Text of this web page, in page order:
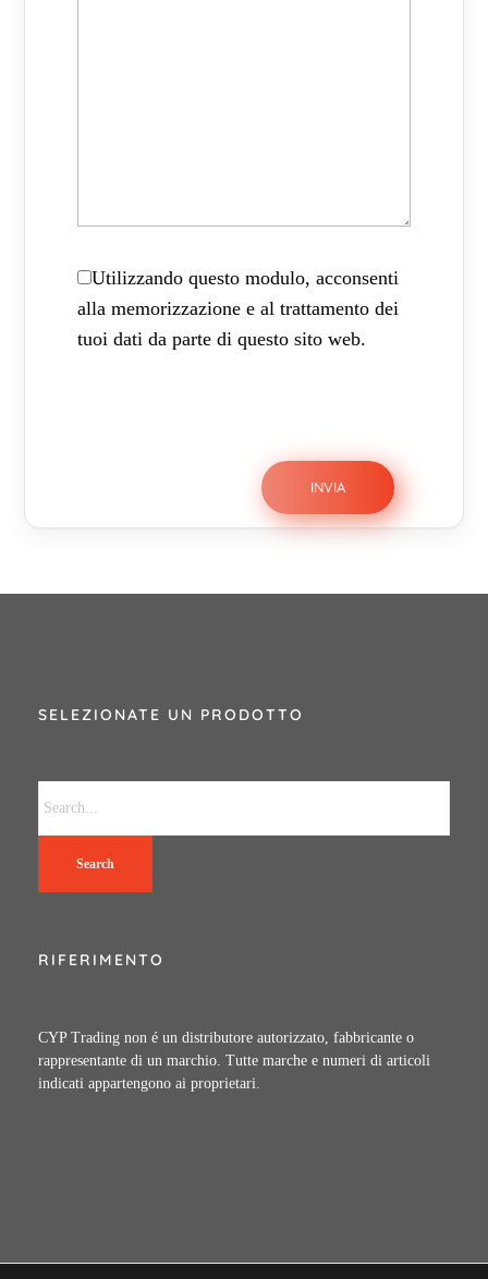
Utilizzando questo modulo, acconsenti
alla memorizzazione e al trattamento dei
tuoi dati da parte di questo sito web.
SELEZIONATE UN PRODOTTO
Search
RIFERIMENTO
CYP Trading non é un distributore autorizzato, fabbricante o
rappresentante di un marchio. Tutte marche e numeri di articoli
indicati appartengono ai proprietari.